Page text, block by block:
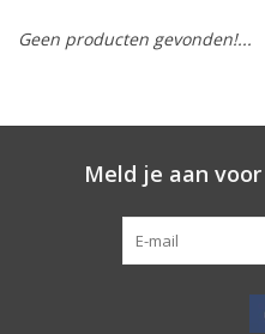
Geen producten gevonden!...
Meld je aan